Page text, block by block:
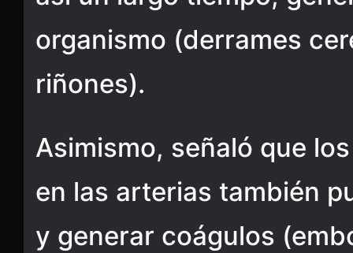
organismo (derrames
riñones).
Asimismo, señaló que
en las arterias también
y generar coágulos